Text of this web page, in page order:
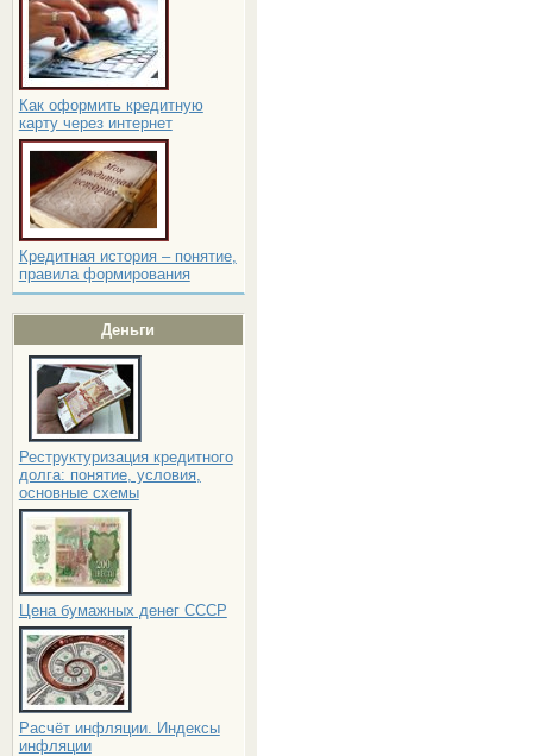
Как оформить кредитную
карту через интернет
Кредитная история – понятие,
правила формирования
Деньги
Реструктуризация кредитного
долга: понятие, условия,
основные схемы
Цена бумажных денег СССР
Расчёт инфляции. Индексы
инфляции